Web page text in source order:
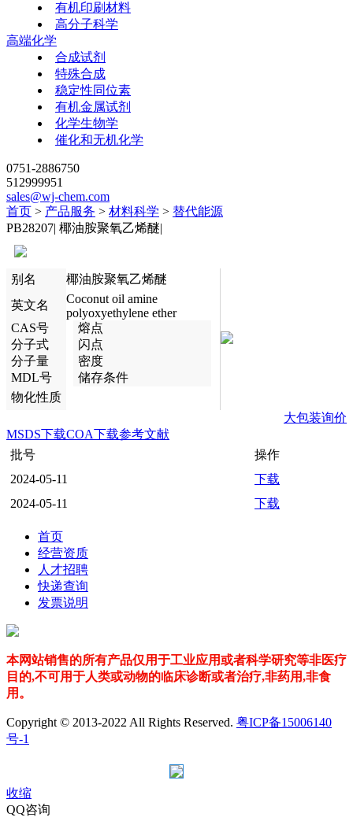
有机印刷材料
高分子科学
高端化学
合成试剂
特殊合成
稳定性同位素
有机金属试剂
化学生物学
催化和无机化学
0751-2886750
512999951
sales@wj-chem.com
首页 > 产品服务 > 材料科学 > 替代能源
PB28207| 椰油胺聚氧乙烯醚|
别名
椰油胺聚氧乙烯醚
英文名
Coconut oil amine
polyoxyethylene ether
CAS号
熔点
分子式
闪点
分子量
密度
MDL号
储存条件
物化性质
大包装询价
MSDS下载COA下载参考文献
批号
操作
2024-05-11
下载
2024-05-11
下载
首页
经营资质
人才招聘
快递查询
发票说明
本网站销售的所有产品仅用于工业应用或者科学研究等非医疗
目的,不可用于人类或动物的临床诊断或者治疗,非药用,非食
用。
Copyright © 2013-2022 All Rights Reserved. 粤ICP备15006140
号-1
收缩
QQ咨询